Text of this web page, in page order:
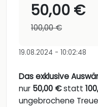
50,00 €
100,00 €
19.08.2024 - 10:02:48
Das exklusive
nur 50,00 €statt
ungebrochene